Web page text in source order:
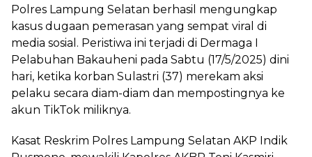
Polres Lampung Selatan berhasil mengungkap
kasus dugaan pemerasan yang sempat viral di
media sosial. Peristiwa ini terjadi di Dermaga I
Pelabuhan Bakauheni pada Sabtu (17/5/2025) dini
hari, ketika korban Sulastri (37) merekam aksi
pelaku secara diam-diam dan mempostingnya ke
akun TikTok miliknya.
Kasat Reskrim Polres Lampung Selatan AKP Indik